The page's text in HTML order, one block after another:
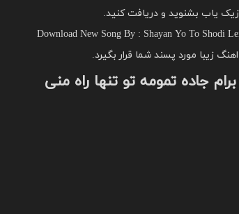
یاب بشنوید و دریافت کنید.
Download New Song By : Shayan Yo To Shodi
زیبا مورد پسند شما قرار بگیرد.
جاده تمومه تو تنها راه منی